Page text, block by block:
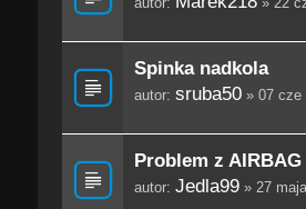
Spinka nadkola
autor: sruba50» 07 cze
Problem z AIRBAG
autor: Jedla99» 27